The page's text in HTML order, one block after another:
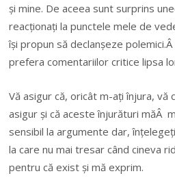
și mine. De aceea sunt surprins
reacționați la punctele mele de
își propun să declanșeze
prefera comentariilor critice lipsa
Vă asigur că, oricât m-ați înjura, vă
asigur și că aceste înjurături măÂ
sensibil la argumente dar,
la care nu mai tresar când cineva
pentru că exist și mă exprim.